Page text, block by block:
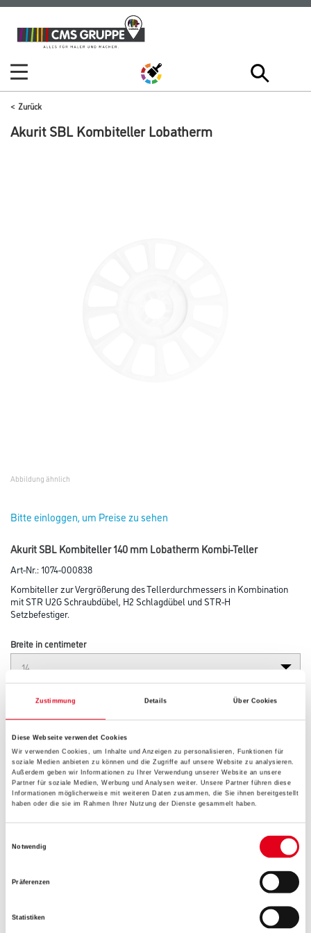
Zustimmung Details Über Cookies
Diese Webseite verwendet Cookies
Wir verwenden Cookies, um Inhalte und Anzeigen zu personalisieren, Funktionen für
soziale Medien anbieten zu können und die Zugriffe auf unsere Website zu analysieren.
Außerdem geben wir Informationen zu Ihrer Verwendung unserer Website an unsere
Partner für soziale Medien, Werbung und Analysen weiter. Unsere Partner führen diese
Informationen möglicherweise mit weiteren Daten zusammen, die Sie ihnen bereitgestellt
haben oder die sie im Rahmen Ihrer Nutzung der Dienste gesammelt haben.
Notwendig
Präferenzen
Statistiken
Zum
Inhalt
Zum
Navigationsmenü
Zurück
Akurit SBL Kombiteller Lobatherm
Abbildung ähnlich
Bitte einloggen, um Preise zu sehen
Akurit SBL Kombiteller 140 mm Lobatherm Kombi-Teller
Art-Nr.:1074-000838
Kombiteller zur Vergrößerung des Tellerdurchmessers in Kombination
mit STR U2G Schraubdübel, H2 Schlagdübel und STR-H
Setzbefestiger.
Breite in centimeter
Gebinde
Umrechnungsfaktoren